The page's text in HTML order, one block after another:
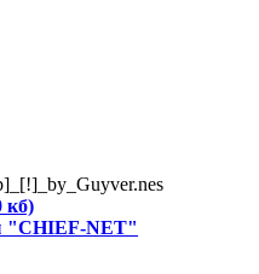
кб)
"CHIEF-NET"